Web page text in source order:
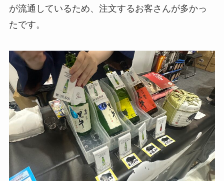
が流通しているため、注文するお客さんが多かっ
たです。